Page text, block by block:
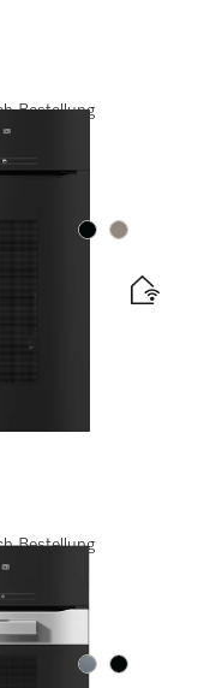
Bestellung
Farbe:Farbe:
Bestellung
Farbe:Farbe: